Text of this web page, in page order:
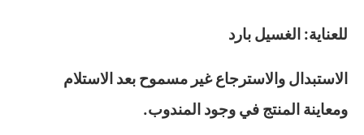
للعناية: الغسيل بارد
الاستبدال والاسترجاع غير مسموح بعد الاستلام
ومعاينة المنتج في وجود المندوب.